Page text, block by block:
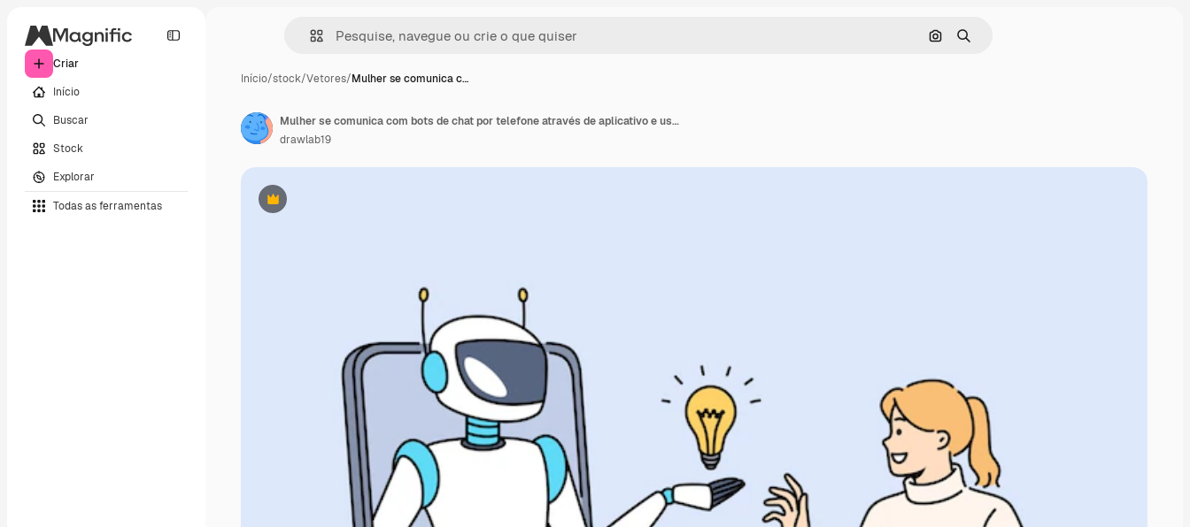
Criar
Início
Buscar
Stock
Explorar
Todas as ferramentas
Pesquisar por imagem
Buscar
Início/stock/Vetores/Mulher se comunica c…
Premium
Mulher se comunica com bots de chat por telefone através de aplicativo e usa inteligência artificial
drawlab19